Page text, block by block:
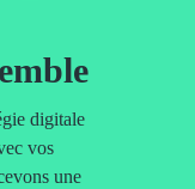
digitale
vos
une